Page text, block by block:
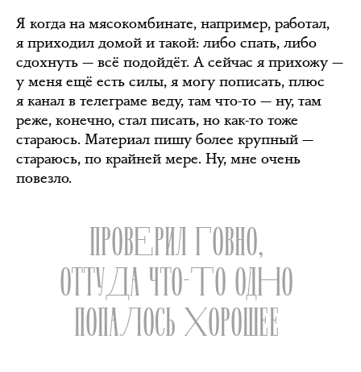
Я когда на мясокомбинате, например, работал,
я приходил домой и такой: либо спать, либо
сдохнуть — всё подойдёт. А сейчас я прихожу —
у меня ещё есть силы, я могу пописать, плюс
я канал в телеграме веду, там что-то — ну, там
реже, конечно, стал писать, но как-то тоже
стараюсь. Материал пишу более крупный —
стараюсь, по крайней мере. Ну, мне очень
повезло.
ПРОВЕРИЛ ГОВНО,
ОТТУДА ЧТО-ТО ОДНО
ПОПАЛОСЬ ХОРОШЕЕ